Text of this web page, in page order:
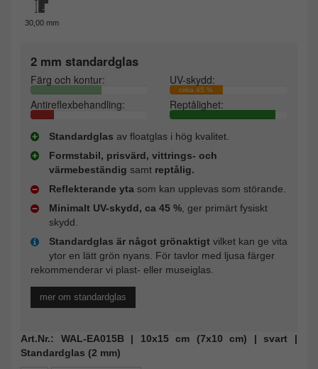
30,00 mm
2 mm standardglas
Färg och kontur: UV-skydd:
cirka 45 %
Antireflexbehandling: Reptålighet:
Standardglas av floatglas i hög kvalitet.
Formstabil, prisvärd, vittrings- och
värmebeständig samt reptålig.
Reflekterande yta som kan upplevas som störande.
Minimalt UV-skydd, ca 45 % , ger primärt fysiskt
skydd.
Standardglas är något grönaktigt vilket kan ge vita
ytor en lätt grön nyans. För tavlor med ljusa färger
rekommenderar vi plast- eller museiglas.
mer om standardglas
Art.Nr.: WAL-EA015B | 10x15 cm (7x10 cm) | svart |
Standardglas (2 mm)